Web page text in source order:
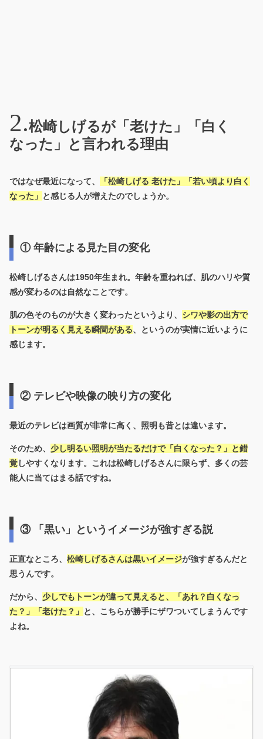
松崎しげるが「老けた」「白く
なった」と言われる理由
ではなぜ最近になって、
「松崎しげる 老けた」「若い頃より白く
なった」 と感じる人が増えたのでしょうか。
① 年齢による見た目の変化
松崎しげるさんは1950年生まれ。年齢を重ねれば、肌のハリや質
感が変わるのは自然なことです。
肌の色そのものが大きく変わったというより、 シワや影の出方で
トーンが明るく見える瞬間がある、というのが実情に近いように
感じます。
② テレビや映像の映り方の変化
最近のテレビは画質が非常に高く、照明も昔とは違います。
そのため、 少し明るい照明が当たるだけで「白くなった？」と錯
覚しやすくなります。これは松崎しげるさんに限らず、多くの芸
能人に当てはまる話ですね。
③ 「黒い」というイメージが強すぎる説
正直なところ、 松崎しげるさんは黒いイメージが強すぎるんだと
思うんです。
だから、 少しでもトーンが違って見えると、「あれ？白くなっ
た？」「老けた？」 と、こちらが勝手にザワついてしまうんです
よね。